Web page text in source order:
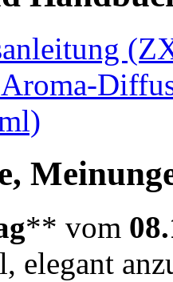
** vom
elegant